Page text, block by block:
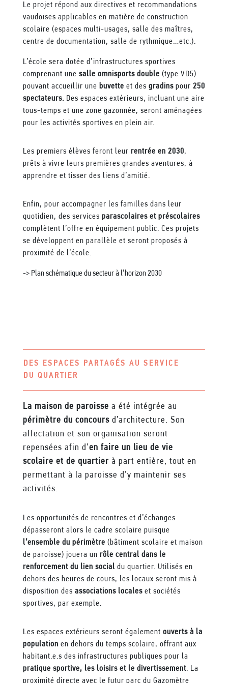
Le projet répond aux directives et recommandations
vaudoises applicables en matière de construction
scolaire (espaces multi-usages, salle des maîtres,
centre de documentation, salle de rythmique…etc.).
L’école sera dotée d’infrastructures sportives
comprenant une salle omnisports double (type VD5)
pouvant accueillir une buvette et des gradinspour 250
spectateurs.Des espaces extérieurs, incluant une aire
tous-temps et une zone gazonnée, seront aménagées
pour les activités sportives en plein air.
Les premiers élèves feront leur rentrée en 2030,
prêts à vivre leurs premières grandes aventures, à
apprendre et tisser des liens d’amitié.
Enfin, pour accompagner les familles dans leur
quotidien, des services parascolaires et préscolaires
complètent l’offre en équipement public. Ces projets
se développent en parallèle et seront proposés à
proximité de l’école.
-> Plan schématique du secteur à l’horizon 2030
DES ESPACES PARTAGÉS AU SERVICE
DU QUARTIER
La maison de paroisse a été intégrée au
périmètre du concoursd’architecture. Son
affectation et son organisation seront
repensées afin d’en faire un lieu de vie
scolaire et de quartierà part entière, tout en
permettant à la paroisse d’y maintenir ses
activités.
Les opportunités de rencontres et d’échanges
dépasseront alors le cadre scolaire puisque
l’ensemble du périmètre (bâtiment scolaire et maison
de paroisse) jouera un rôle central dans le
renforcement du lien social du quartier. Utilisés en
dehors des heures de cours, les locaux seront mis à
disposition des associations localeset sociétés
sportives, par exemple.
Les espaces extérieurs seront également ouverts à la
population en dehors du temps scolaire, offrant aux
habitant.e.s des infrastructures publiques pour la
pratique sportive, les loisirs et le divertissement. La
proximité directe avec le futur parc du Gazomètre